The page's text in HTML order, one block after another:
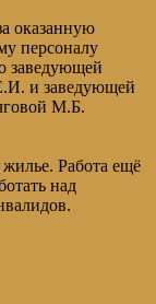
оказанную
персоналу
заведующей
и заведующей
М.Б.
Работа ещё
над